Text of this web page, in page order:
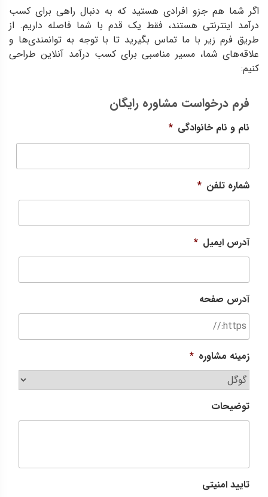
اگر شما هم جزو افرادی هستید که به دنبال راهی برای کسب
درآمد اینترنتی هستند، فقط یک قدم با شما فاصله داریم. از
طریق فرم زیر با ما تماس بگیرید تا با توجه به توانمندی‌ها و
علاقه‌های شما، مسیر مناسبی برای کسب درآمد آنلاین طراحی
کنیم:
فرم درخواست مشاوره رایگان
نام و نام خانوادگی *
-
شماره تلفن *
آدرس ایمیل *
آدرس صفحه
زمینه مشاوره *
توضیحات
تایید امنیتی